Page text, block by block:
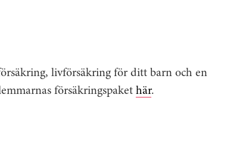
livförsäkring för ditt barn och en
försäkringspaket här.